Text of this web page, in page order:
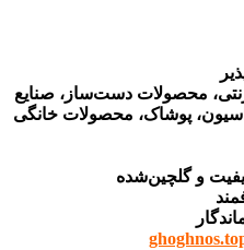
محصولات دست‌ساز، صنایع
پوشاک، محصولات خانگی
و گلچین‌شده